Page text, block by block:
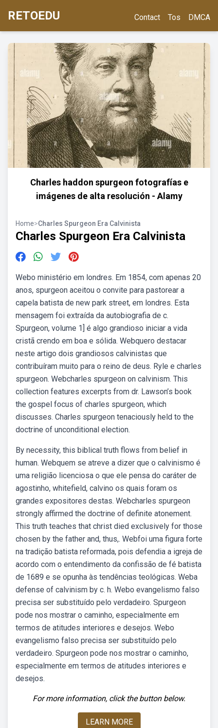
RETOEDU Contact Tos DMCA
Charles haddon spurgeon fotografías e
imágenes de alta resolución - Alamy
Home>Charles Spurgeon Era Calvinista
Charles Spurgeon Era Calvinista
Webo ministério em londres. Em 1854, com apenas 20
anos, spurgeon aceitou o convite para pastorear a
capela batista de new park street, em londres. Esta
mensagem foi extraída da autobiografia de c.
Spurgeon, volume 1] é algo grandioso iniciar a vida
cristã crendo em boa e sólida. Webquero destacar
neste artigo dois grandiosos calvinistas que
contribuíram muito para o reino de deus. Ryle e charles
spurgeon. Webcharles spurgeon on calvinism. This
collection features excerpts from dr. Lawson’s book
the gospel focus of charles spurgeon, which
discusses. Charles spurgeon tenaciously held to the
doctrine of unconditional election.
By necessity, this biblical truth flows from belief in
human. Webquem se atreve a dizer que o calvinismo é
uma religião licenciosa o que ele pensa do caráter de
agostinho, whitefield, calvino os quais foram os
grandes expositores destas. Webcharles spurgeon
strongly affirmed the doctrine of definite atonement.
This truth teaches that christ died exclusively for those
chosen by the father and, thus,. Webfoi uma figura forte
na tradição batista reformada, pois defendia a igreja de
acordo com o entendimento da confissão de fé batista
de 1689 e se opunha às tendências teológicas. Weba
defense of calvinism by c. h. Webo evangelismo falso
precisa ser substituído pelo verdadeiro. Spurgeon
pode nos mostrar o caminho, especialmente em
termos de atitudes interiores e desejos. Webo
evangelismo falso precisa ser substituído pelo
verdadeiro. Spurgeon pode nos mostrar o caminho,
especialmente em termos de atitudes interiores e
desejos.
For more information, click the button below.
LEARN MORE